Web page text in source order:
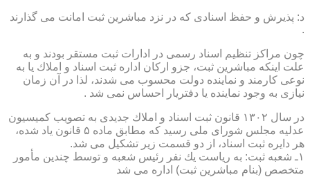
د: پذیرش و حفظ اسنادی كه در نزد مباشرین ثبت امانت می گذارند
.
چون مراكز تنظیم اسناد رسمی در ادارات ثبت مستقر بودند و به
علت اینكه مباشرین ثبت، جزو اركان اداره ثبت اسناد و املاك یا به
نوعی كارمند و نماینده دولت محسوب می شدند، لذا در آن زمان
نیازی به وجود نماینده یا دفتریار احساس نمی شد .
در سال ۱۳۰۲ قانون ثبت اسناد و املاك جدیدی به تصویب كمیسیون
عدلیه مجلس شورای ملی رسید كه مطابق ماده ۵ قانون یاد شده،
هر دایره ثبت اسناد، از دو قسمت زیر تشكیل می شد.
۱ـ شعبه ثبت: به ریاست یك نفر رئیس شعبه و توسط چندین مأمور
متخصص (بنام مباشرین ثبت) اداره می شد